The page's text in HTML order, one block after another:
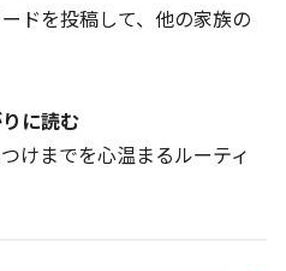
ドを投稿して、他の家族の
に読む
けまでを心温まるルーティ